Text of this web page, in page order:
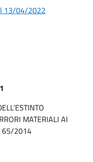
13/04/2022
MATERIALI AI
65/2014